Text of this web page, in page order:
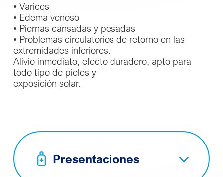
• Varices
• Edema venoso
• Piernas cansadas y pesadas
• Problemas circulatorios de retorno en las
extremidades inferiores.
Alivio inmediato, efecto duradero, apto para
todo tipo de pieles y
exposición solar.
Presentaciones